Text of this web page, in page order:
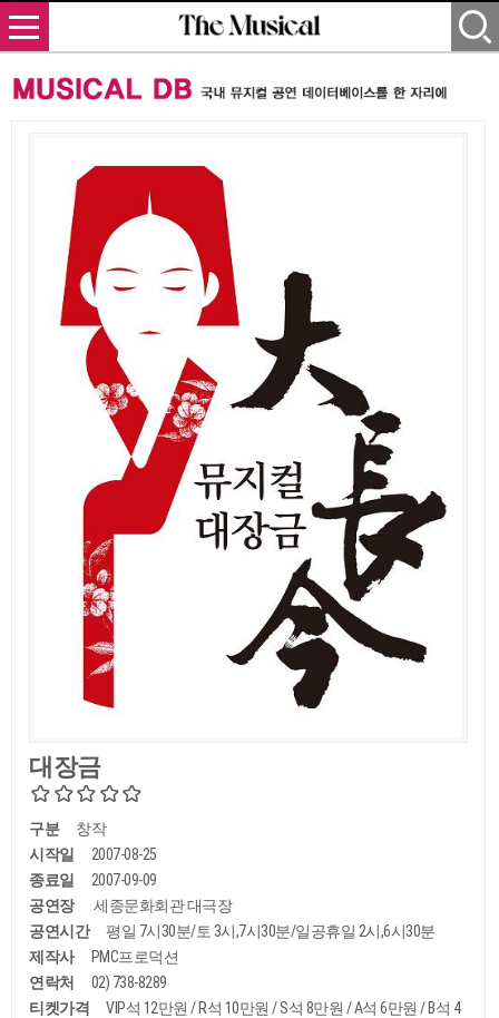
대장금
구분
창작
시작일
2007-08-25
종료일
2007-09-09
공연장
세종문화회관 대극장
공연시간
평일 7시30분/토 3시,7시30분/일공휴일 2시,6시30분
제작사
PMC프로덕션
연락처
02) 738-8289
티켓가격
VIP석 12만원 / R석 10만원 / S석 8만원 / A석 6만원 / B석 4